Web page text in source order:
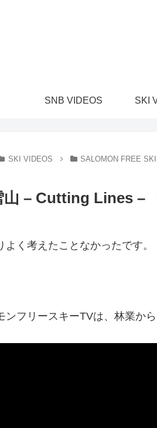
SNB VIDEOS SKI
SKI VIDEOS SALOMON FREE
– Cutting Lines –
よく考えたことなかったです。
ンフリースキーTVは、林業か